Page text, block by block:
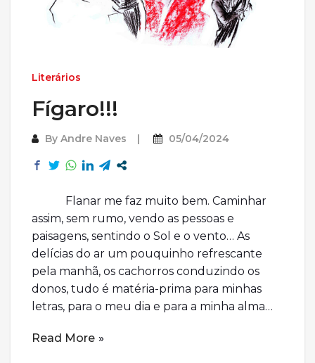
Literários
Fígaro!!!
By Andre Naves 05/04/2024
Flanar me faz muito bem. Caminhar
assim, sem rumo, vendo as pessoas e
paisagens, sentindo o Sol e o vento… As
delícias do ar um pouquinho refrescante
pela manhã, os cachorros conduzindo os
donos, tudo é matéria-prima para minhas
letras, para o meu dia e para a minha alma…
Read More